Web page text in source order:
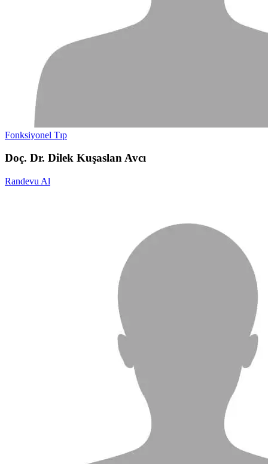
Fonksiyonel Tıp
Doç. Dr. Dilek Kuşaslan Avcı
Randevu Al